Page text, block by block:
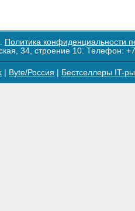
Политика конфиденциальности
34, строение 10. Телефон:
Byte/Россия Бестселлеры IT-